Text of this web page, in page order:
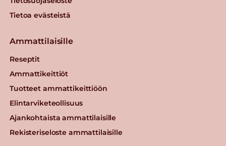
Tietoa evästeistä
Ammattilaisille
Reseptit
Ammattikeittiöt
Tuotteet ammattikeittiöön
Elintarviketeollisuus
Ajankohtaista ammattilaisille
Rekisteriseloste ammattilaisille